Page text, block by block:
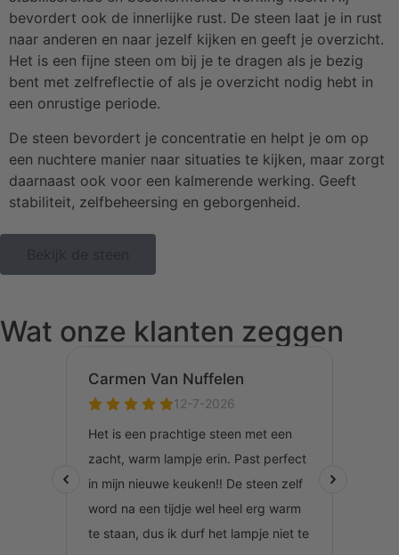
bevordert ook de innerlijke rust. De steen laat je in rust
naar anderen en naar jezelf kijken en geeft je overzicht.
Het is een fijne steen om bij je te dragen als je bezig
bent met zelfreflectie of als je overzicht nodig hebt in
een onrustige periode.
De steen bevordert je concentratie en helpt je om op
een nuchtere manier naar situaties te kijken, maar zorgt
daarnaast ook voor een kalmerende werking. Geeft
stabiliteit, zelfbeheersing en geborgenheid.
Bekijk de steen
Wat onze klanten zeggen